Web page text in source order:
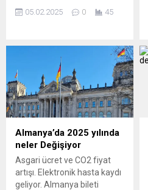
“Gazze Şeridi’nin kontrolünü
ele alacağını” duyurdu.
Şeridi’nin kontrolünü ele
alacağını söyledi. ABD
bölgeyi ekonomik olarak
geliştirecek ve diğer şeylerin
yanı sıra “bölgedeki tüm
tehlikeli patlamamış
bombaların ve diğer
silahların ortadan
kaldırılmasından sorumlu
olacak.” ABD...
05.02.2025 0 45
Almanya’da 2025 yılında
neler Değişiyor
Asgari ücret ve CO2 fiyat
artışı. Elektronik hasta kaydı
geliyor. Almanya bileti